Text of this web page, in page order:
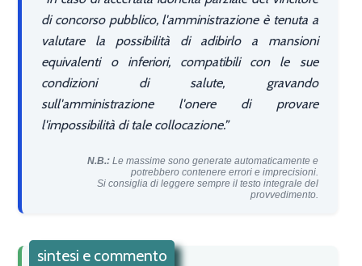
di concorso pubblico, l'amministrazione è tenuta a
valutare la possibilità di adibirlo a mansioni
equivalenti o inferiori, compatibili con le sue
condizioni di salute, gravando
sull'amministrazione l'onere di provare
l'impossibilità di tale collocazione.
N.B.:Le massime sono generate automaticamente e
potrebbero contenere errori e imprecisioni.
Si consiglia di leggere sempre il testo integrale del
provvedimento.
sintesi e commento